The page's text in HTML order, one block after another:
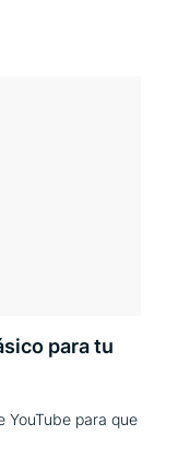
para tu
YouTube para que